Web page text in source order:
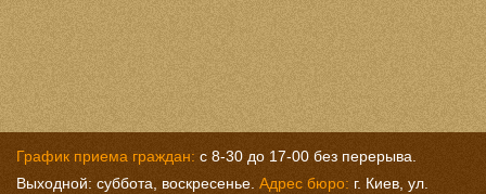
График приема граждан: с 8-30 до 17-00 без перерыва.
Выходной: суббота, воскресенье. Адрес бюро: г. Киев, ул.